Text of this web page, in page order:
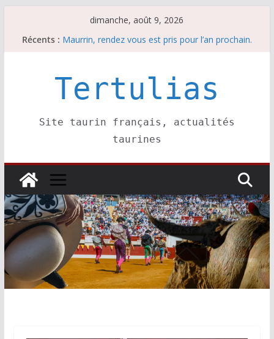
dimanche, août 9, 2026
Récents : Maurrin, rendez vous est pris pour l’an prochain.
Parentis, La Golosina: une première étape
Les brèves du samedi 8 août
Tertulias
Site taurin français, actualités
taurines